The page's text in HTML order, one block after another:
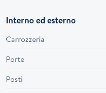
Interno ed esterno
Carrozzeria
Porte
Posti